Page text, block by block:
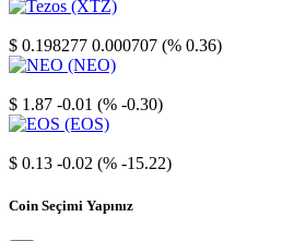
$ 0.198277 0.000707 (% 0.36)
$ 1.87 -0.01 (% -0.30)
$ 0.13 -0.02 (% -15.22)
Coin Seçimi Yapınız